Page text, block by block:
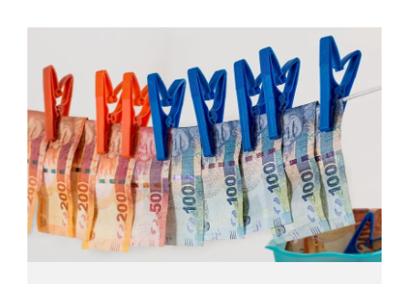
causa di una modifica dei rendimenti risalente al 1986,
precedente alla loro sottoscrizione, e di un timbro
che Poste aveva messo sopra la tabella, la quale
riportava un generico...